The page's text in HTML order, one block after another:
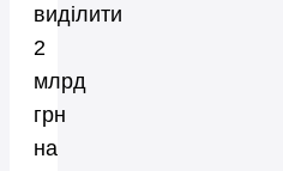
виділити
2
млрд
грн
на